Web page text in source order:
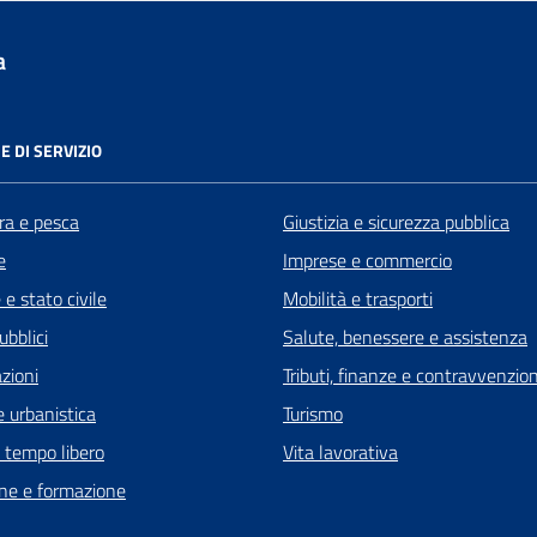
DI SERVIZIO
e pesca
e stato civile
urbanistica
libero
e formazione
Giustizia e sicurezza pubblica
Imprese e commercio
Mobilità e trasporti
Salute, benessere e assistenza
Tributi, finanze e
Turismo
Vita lavorativa